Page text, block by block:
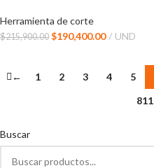
Buscar
Herramienta de corte
$215,900.00 $190,400.00 UND
← 1 2 3 4 5
811